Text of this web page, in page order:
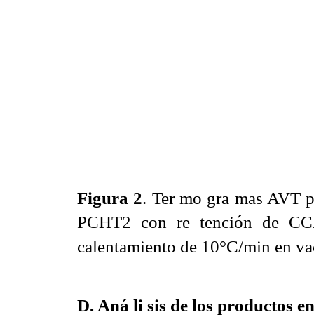
Figura 2. Ter mo gra mas AVT
PCHT2 con re tención de
calentamiento de 10°C/min en
D. Aná li sis de los productos